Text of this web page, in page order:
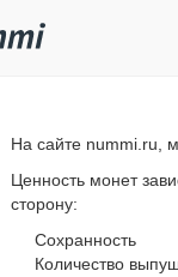
На сайте nummi.ru,
Ценность монет
сторону:
Сохранность
Количество